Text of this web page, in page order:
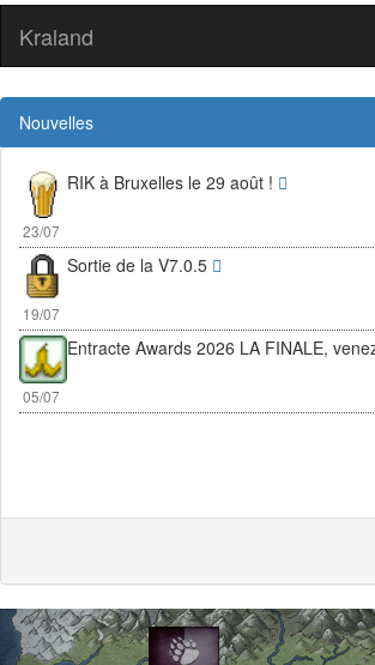
Kraland
Nouvelles
23/07
RIK à Bruxelles le 29 août !
19/07
Sortie de la V7.0.5
05/07
Entracte Awards 2026 LA FINALE,
Previous